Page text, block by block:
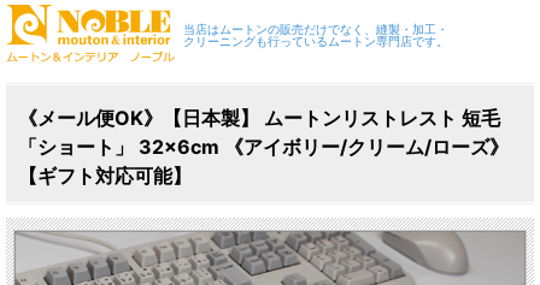
当店はムートンの販売だけでなく、縫製・加工・
クリーニングも行っているムートン専門店です。
《メール便OK》【日本製】 ムートンリストレスト 短毛
「ショート」 32×6cm 《アイボリー/クリーム/ローズ》
【ギフト対応可能】